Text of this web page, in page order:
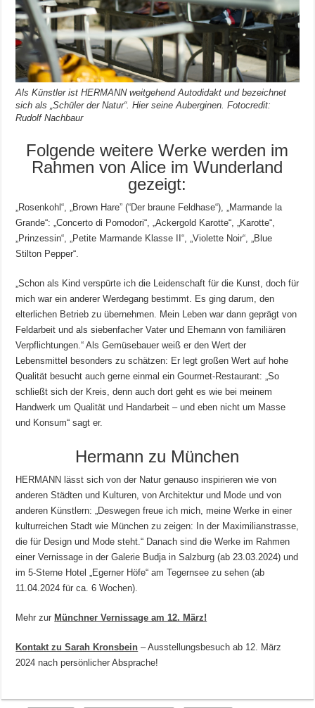
Als Künstler ist HERMANN weitgehend Autodidakt und bezeichnet
sich als „Schüler der Natur“. Hier seine Auberginen. Fotocredit:
Rudolf Nachbaur
Folgende weitere Werke werden im
Rahmen von Alice im Wunderland
gezeigt:
„Rosenkohl“, „Brown Hare” (“Der braune Feldhase“), „Marmande la
Grande“: „Concerto di Pomodori“, „Ackergold Karotte“, „Karotte“,
„Prinzessin“, „Petite Marmande Klasse II“, „Violette Noir“, „Blue
Stilton Pepper“.
„Schon als Kind verspürte ich die Leidenschaft für die Kunst, doch für
mich war ein anderer Werdegang bestimmt. Es ging darum, den
elterlichen Betrieb zu übernehmen. Mein Leben war dann geprägt von
Feldarbeit und als siebenfacher Vater und Ehemann von familiären
Verpflichtungen.“ Als Gemüsebauer weiß er den Wert der
Lebensmittel besonders zu schätzen: Er legt großen Wert auf hohe
Qualität besucht auch gerne einmal ein Gourmet-Restaurant: „So
schließt sich der Kreis, denn auch dort geht es wie bei meinem
Handwerk um Qualität und Handarbeit – und eben nicht um Masse
und Konsum“ sagt er.
Hermann zu München
HERMANN lässt sich von der Natur genauso inspirieren wie von
anderen Städten und Kulturen, von Architektur und Mode und von
anderen Künstlern: „Deswegen freue ich mich, meine Werke in einer
kulturreichen Stadt wie München zu zeigen: In der Maximilianstrasse,
die für Design und Mode steht.“ Danach sind die Werke im Rahmen
einer Vernissage in der Galerie Budja in Salzburg (ab 23.03.2024) und
im 5-Sterne Hotel „Egerner Höfe“ am Tegernsee zu sehen (ab
11.04.2024 für ca. 6 Wochen).
Mehr zur Münchner Vernissage am 12. März!
Kontakt zu Sarah Kronsbein – Ausstellungsbesuch ab 12. März
2024 nach persönlicher Absprache!